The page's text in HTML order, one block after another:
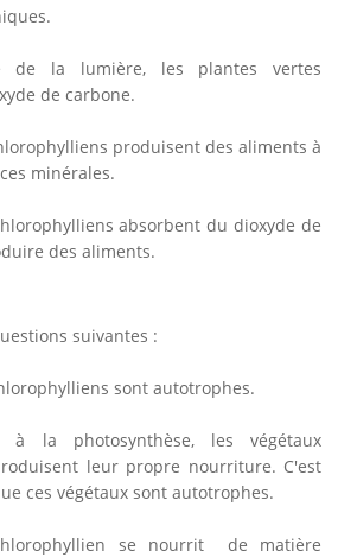
de la lumière, les plantes vertes
de carbone.
produisent des aliments à
minérales.
absorbent du dioxyde de
des aliments.
suivantes :
sont autotrophes.
à la photosynthèse, les végétaux
leur propre nourriture. C'est
ces végétaux sont autotrophes.
se nourrit de matière